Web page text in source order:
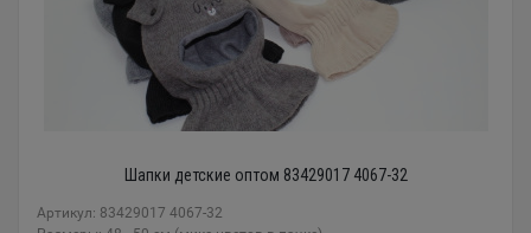
Шапки детские оптом 83429017 4067-32
Артикул: 83429017 4067-32